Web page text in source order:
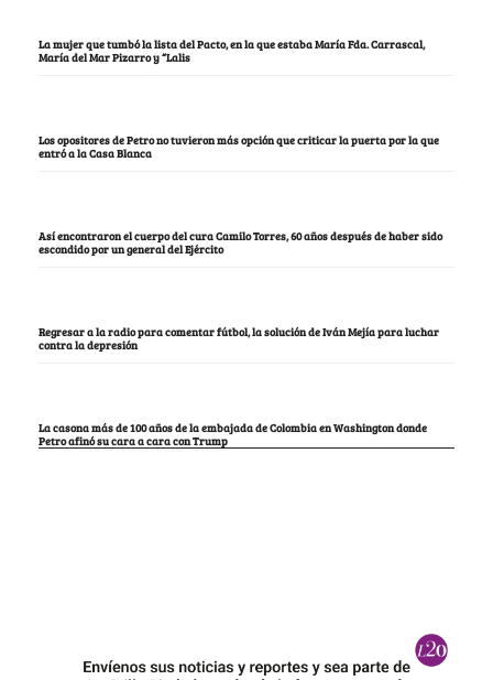
La mujer que tumbó la lista del Pacto, en la que estaba María Fda. Carrascal,
María del Mar Pizarro y “Lalis
Los opositores de Petro no tuvieron más opción que criticar la puerta por la que
entró a la Casa Blanca
Así encontraron el cuerpo del cura Camilo Torres, 60 años después de haber sido
escondido por un general del Ejército
Regresar a la radio para comentar fútbol, la solución de Iván Mejía para luchar
contra la depresión
La casona más de 100 años de la embajada de Colombia en Washington donde
Petro afinó su cara a cara con Trump